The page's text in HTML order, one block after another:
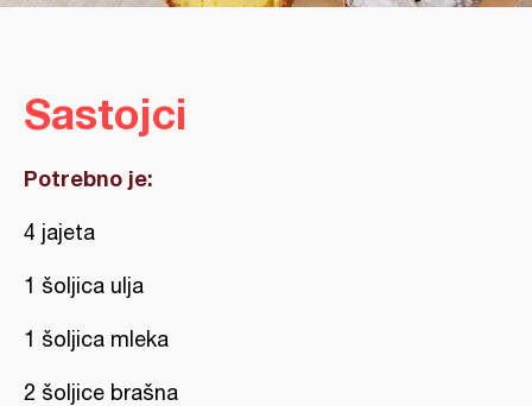
Sastojci
Potrebno je:
4 jajeta
1 šoljica ulja
1 šoljica mleka
2 šoljice brašna